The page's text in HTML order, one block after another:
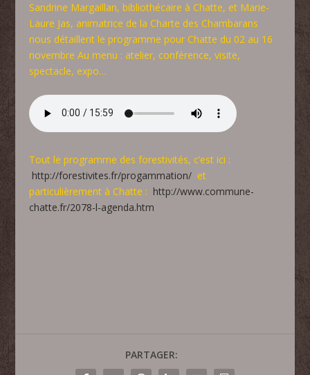
Sandrine Margaillan, bibliothécaire à Chatte, et Marie-
Laure Jas, animatrice de la Charte des Chambarans
nous détaillent le programme pour Chatte du 02 au 16
novembre Au menu : atelier, conférence, visite,
spectacle, expo…
Tout le programme des forestivités, c’est ici :
http://forestivites.fr/progammation/ et
particulièrement à Chatte : http://www.commune-
chatte.fr/2078-l-agenda.htm
PARTAGER: